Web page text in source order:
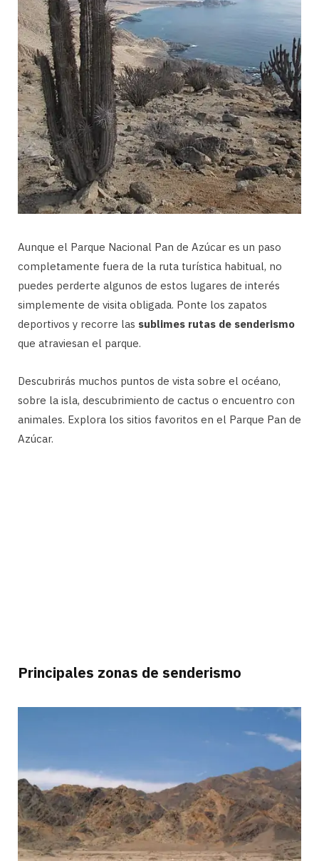
Aunque el Parque Nacional Pan de Azúcar es un paso
completamente fuera de la ruta turística habitual, no
puedes perderte algunos de estos lugares de interés
simplemente de visita obligada. Ponte los zapatos
deportivos y recorre las sublimes rutas de senderismo
que atraviesan el parque.
Descubrirás muchos puntos de vista sobre el océano,
sobre la isla, descubrimiento de cactus o encuentro con
animales. Explora los sitios favoritos en el Parque Pan de
Azúcar.
Principales zonas de senderismo